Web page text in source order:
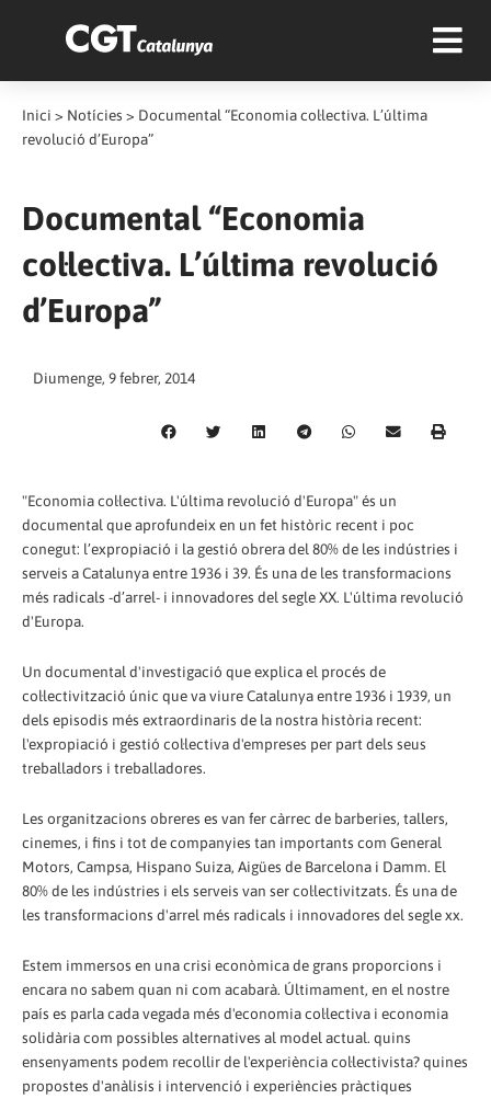
Inici > Notícies > Documental “Economia col·lectiva. L’última
revolució d’Europa”
Documental “Economia
col·lectiva. L’última revolució
d’Europa”
Diumenge, 9 febrer, 2014
"Economia col·lectiva. L'última revolució d'Europa" és un
documental que aprofundeix en un fet històric recent i poc
conegut: l’expropiació i la gestió obrera del 80% de les indústries i
serveis a Catalunya entre 1936 i 39. És una de les transformacions
més radicals -d’arrel- i innovadores del segle XX. L'última revolució
d'Europa.
Un documental d'investigació que explica el procés de
col·lectivització únic que va viure Catalunya entre 1936 i 1939, un
dels episodis més extraordinaris de la nostra història recent:
l'expropiació i gestió col·lectiva d'empreses per part dels seus
treballadors i treballadores.
Les organitzacions obreres es van fer càrrec de barberies, tallers,
cinemes, i fins i tot de companyies tan importants com General
Motors, Campsa, Hispano Suiza, Aigües de Barcelona i Damm. El
80% de les indústries i els serveis van ser col·lectivitzats. És una de
les transformacions d'arrel més radicals i innovadores del segle xx.
Estem immersos en una crisi econòmica de grans proporcions i
encara no sabem quan ni com acabarà. Últimament, en el nostre
país es parla cada vegada més d'economia col·lectiva i economia
solidària com possibles alternatives al model actual. quins
ensenyaments podem recollir de l'experiència col·lectivista? quines
propostes d'anàlisis i intervenció i experiències pràctiques